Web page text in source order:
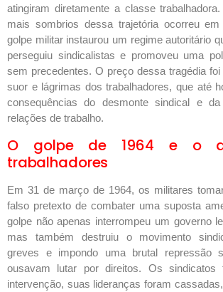
atingiram diretamente a classe
mais sombrios dessa trajetória ocorreu
golpe militar instaurou um regime autoritário
perseguiu sindicalistas e promoveu uma
sem precedentes. O preço dessa tragédia
suor e lágrimas dos trabalhadores, que até
consequências do desmonte sindical e
relações de trabalho.
O golpe de 1964 e o
trabalhadores
Em 31 de março de 1964, os militares
falso pretexto de combater uma suposta
golpe não apenas interrompeu um governo
mas também destruiu o movimento
greves e impondo uma brutal repressão
ousavam lutar por direitos. Os sindicatos
intervenção, suas lideranças foram